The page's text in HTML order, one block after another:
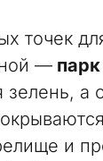
точек
—
зелень, а
и